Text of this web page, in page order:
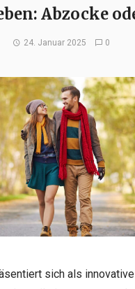
Abzocke
24. Januar 2025 0
sich als